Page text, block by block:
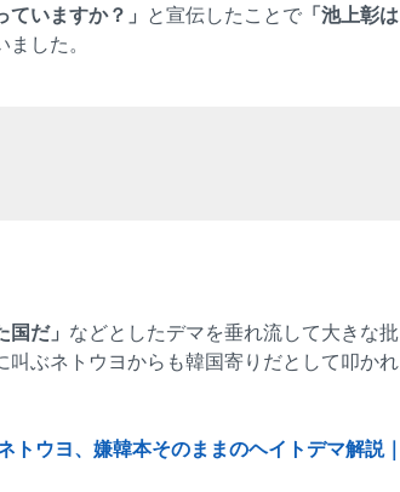
いますか？」 と宣伝したことで 「池上彰は
した。
だ」 などとしたデマを垂れ流して大きな批
ぶネトウヨからも韓国寄りだとして叩かれ
ウヨ、嫌韓本そのままのヘイトデマ解説｜